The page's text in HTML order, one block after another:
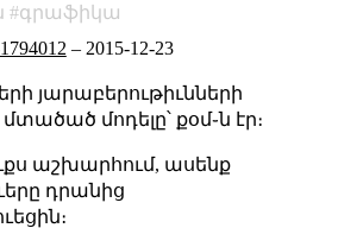
գրաֆիկա
– 2015-12-23
յարաբերութիւնների
մոդելը՝ քօմ֊ն էր։
աշխարհում, ասենք
դրանից